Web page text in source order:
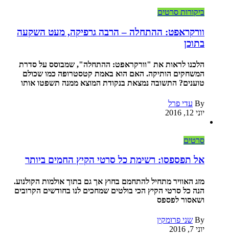
ביקורות סרטים
וורקראפט: ההתחלה – הרבה גרפיקה, מעט השקעה
בתוכן
הלכנו לראות את "וורקראפט: ההתחלה", שמבוסס על סדרת
המשחקים הותיקה. האם הוא באמת קטסטרופה כמו שכולם
טוענים? התשובה נמצאת בנקודת המוצא ממנה תשפטו אותו
By עדי פרל
יוני 12, 2016
סרטים
אל תפספסו: רשימת כל סרטי הקיץ החמים ביותר
מזג האוויר מתחיל להתחמם בחוץ אך גם בתוך אולמות הקולנוע.
הנה כל סרטי הקיץ הכי בולטים שמחכים לנו בחודשים הקרובים
ושאסור לפספס
By שני פרומקין
יוני 7, 2016